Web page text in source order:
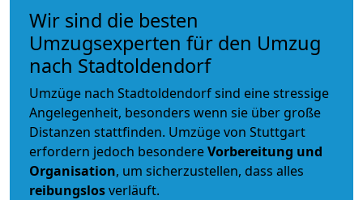
Wir sind die besten
Umzugsexperten für den Umzug
nach Stadtoldendorf
Umzüge nach Stadtoldendorf sind eine stressige
Angelegenheit, besonders wenn sie über große
Distanzen stattfinden. Umzüge von Stuttgart
erfordern jedoch besondereVorbereitung und
Organisation, um sicherzustellen, dass alles
reibungslosverläuft.